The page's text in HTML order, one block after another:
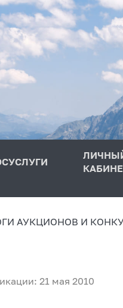
АУКЦИОНОВ И
21 мая 2010